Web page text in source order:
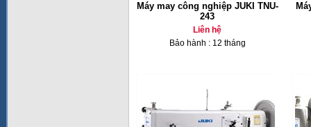
Máy may công nghiệp JUKI TNU-
243
Liên hệ
Bảo hành : 12 tháng